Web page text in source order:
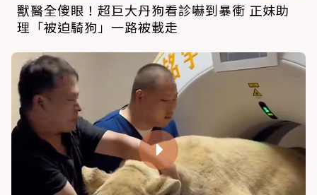
獸醫全傻眼！超巨大丹狗看診嚇到暴衝 正妹助
理「被迫騎狗」一路被載走